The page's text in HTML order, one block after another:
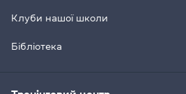
Клуби нашої школи
Бібліотека